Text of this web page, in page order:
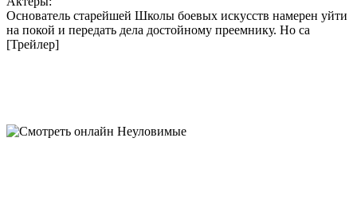
Основатель старейшей Школы боевых искусств намерен уйти
на покой и передать дела достойному преемнику. Но са
[Трейлер]